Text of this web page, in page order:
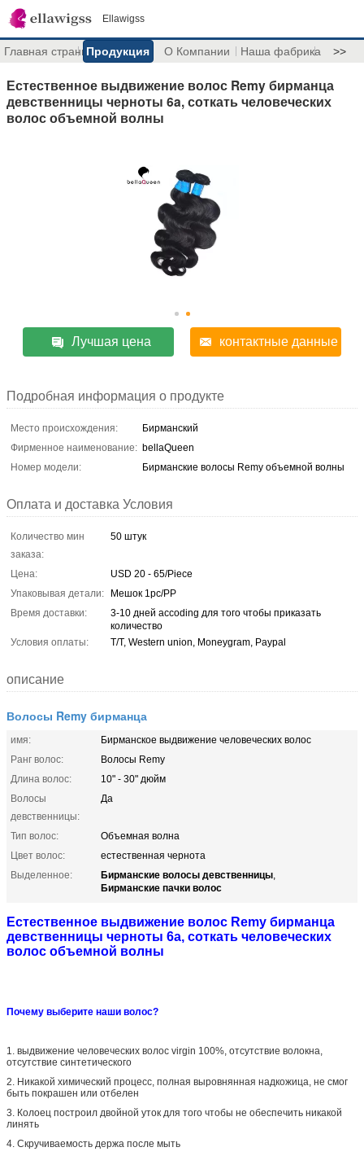
Ellawigss
Главная страницаПродукция О Компании Наша фабрика >>
Естественное выдвижение волос Remy бирманца
девственницы черноты 6a, соткать человеческих
волос объемной волны
Лучшая цена контактные данные
Подробная информация о продукте
Место происхождения:
Бирманский
Фирменное наименование: bellaQueen
Номер модели:
Бирманские волосы Remy объемной волны
Оплата и доставка Условия
Количество мин
заказа:
50 штук
Цена:
USD 20 - 65/Piece
Упаковывая детали:
Мешок 1pc/PP
Время доставки:
3-10 дней accoding для того чтобы приказать
количество
Условия оплаты:
T/T, Western union, Moneygram, Paypal
описание
Волосы Remy бирманца
имя:
Бирманское выдвижение человеческих волос
Ранг волос:
Волосы Remy
Длина волос:
10" - 30" дюйм
Волосы
девственницы:
Да
Тип волос:
Объемная волна
Цвет волос:
естественная чернота
Выделенное:
Бирманские волосы девственницы,
Бирманские пачки волос
Естественное выдвижение волос Remy бирманца
девственницы черноты 6a, соткать человеческих
волос объемной волны
Почему выберите наши волос?
1. выдвижение человеческих волос virgin 100%, отсутствие волокна,
отсутствие синтетического
2. Никакой химический процесс, полная выровнянная надкожица, не смог
быть покрашен или отбелен
3. Колоец построил двойной уток для того чтобы не обеспечить никакой
линять
4. Скручиваемость держа после мыть